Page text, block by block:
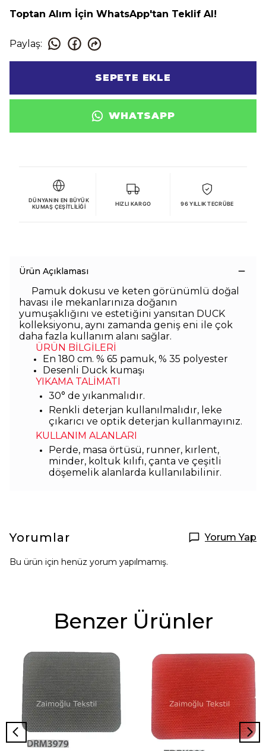
Toptan Alım İçin WhatsApp'tan Teklif Al!
Paylaş:
SEPETE EKLE
WHATSAPP
DÜNYANIN EN BÜYÜK
KUMAŞ ÇEŞITLILIĞI
HIZLI KARGO 96 YILLIK TECRÜBE
Ürün Açıklaması
Pamuk dokusu ve keten görünümlü doğal
havası ile mekanlarınıza doğanın
yumuşaklığını ve estetiğini yansıtan DUCK
kolleksiyonu, aynı zamanda geniş eni ile çok
daha fazla kullanım alanı sağlar.
ÜRÜN BİLGİLERİ
En 180 cm. % 65 pamuk, % 35 polyester
Desenli Duck kumaşı
YIKAMA TALİMATI
30° de yıkanmalıdır.
Renkli deterjan kullanılmalıdır, leke
çıkarıcı ve optik deterjan kullanmayınız.
KULLANIM ALANLARI
Perde, masa örtüsü, runner, kırlent,
minder, koltuk kılıfı, çanta ve çeşitli
döşemelik alanlarda kullanılabilinir.
Yorumlar Yorum Yap
Bu ürün için henüz yorum yapılmamış.
Benzer Ürünler